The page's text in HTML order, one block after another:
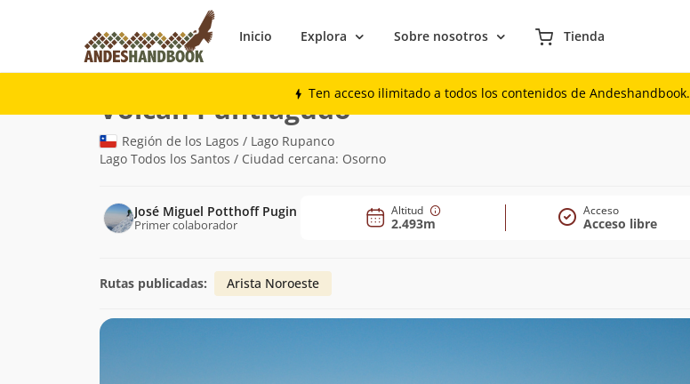
Inicio Explora Sobre nosotros Tienda
Ten acceso ilimitado a todos los contenidos de Andeshandbook.
Montaña
Volcán Puntiagudo(2.493m)
Región de los Lagos / Lago Rupanco
Lago Todos los Santos / Ciudad cercana: Osorno
José Miguel Potthoff Pugin
Primer colaborador
Altitud
2.493m
Acceso
Acceso libre
Rutas publicadas: Arista Noroeste